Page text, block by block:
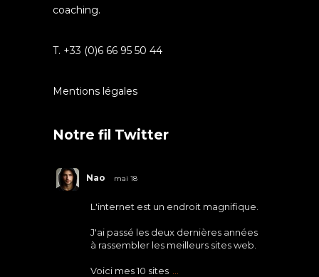
coaching.
T. +33 (0)6 66 95 50 44
Mentions légales
Notre fil Twitter
Nao mai 18
L'internet est un endroit magnifique.
J'ai passé les deux dernières années
à rassembler les meilleurs sites web.
Voici mes 10 sites